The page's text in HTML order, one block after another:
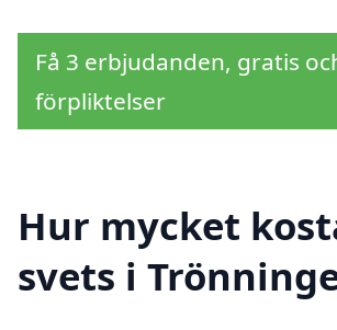
Få 3 erbjudanden, gratis
förpliktelser
Hur mycket
svets i